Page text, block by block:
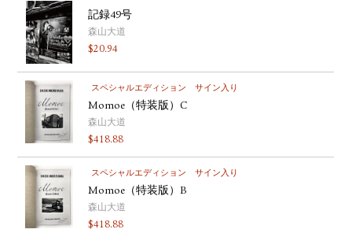
記録49号
森山大道
$20.94
スペシャルエディション サイン入り
Momoe（特装版）C
森山大道
$418.88
スペシャルエディション サイン入り
Momoe（特装版）B
森山大道
$418.88